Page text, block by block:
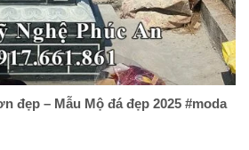
đẹp – Mẫu Mộ đá đẹp 2025 #moda